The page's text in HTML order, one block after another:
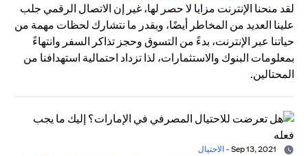
لقد منحنا الإنترنت مزايا لا حصر لها، غير إن الاتصال الرقمي جلب
علينا العديد من المخاطر أيضًا، وبقدر ما نتشارك لحظات مهمة من
حياتنا عبر الإنترنت، بدءً من التسوق وحجز تذاكر السفر وانتهاءً
بمعلومات البنوك والاستثمارات، لذا تزداد احتمالية استهدافنا من
المحتالين.
- الاحتيال